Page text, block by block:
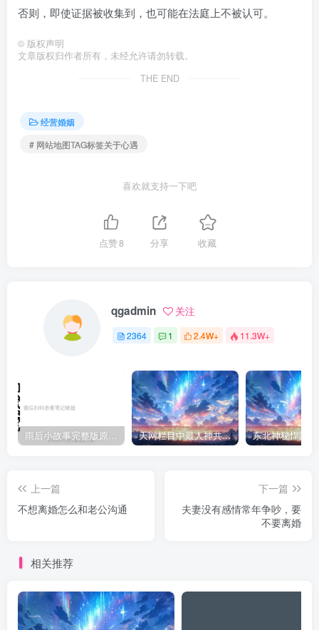
否则，即使证据被收集到，也可能在法庭上不被认可。
© 版权声明
文章版权归作者所有，未经允许请勿转载。
THE END
经营婚姻
# 网站地图TAG标签关于心遇
喜欢就支持一下吧
点赞8 分享 收藏
qgadmin 关注
2364 1 2.4W+ 11.3W+
雨后小故事完整版原片动态图（图+文字解说版） 天网栏目中最人神共愤的一期《消失的夫妻》
上一篇
不想离婚怎么和老公沟通
下一篇
夫妻没有感情常年争吵，要
不要离婚
相关推荐